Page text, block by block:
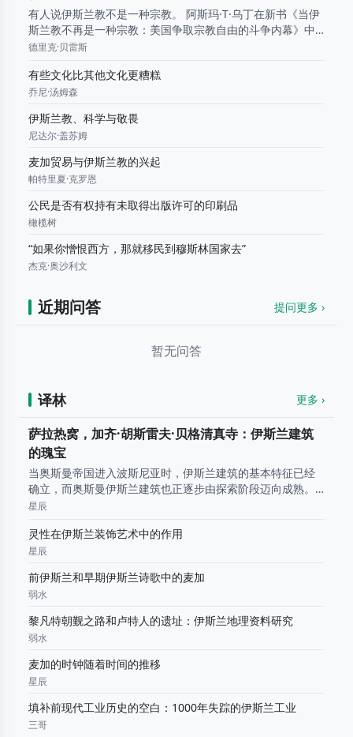
有人说伊斯兰教不是一种宗教。 阿斯玛·T·乌丁在新书《当伊
斯兰教不再是一种宗教：美国争取宗教自由的斗争内幕》中
探讨了宗教自由——或者说缺乏宗教自由的问题。她指出并
德里克·贝雷斯
有些文化比其他文化更糟糕
乔尼·汤姆森
伊斯兰教、科学与敬畏
尼达尔·盖苏姆
麦加贸易与伊斯兰教的兴起
帕特里夏·克罗恩
公民是否有权持有未取得出版许可的印刷品
橄榄树
“如果你憎恨西方，那就移民到穆斯林国家去”
杰克·奥沙利文
近期问答 提问更多 ›
暂无问答
译林 更多 ›
萨拉热窝，加齐·胡斯雷夫·贝格清真寺：伊斯兰建筑
的瑰宝
当奥斯曼帝国进入波斯尼亚时，伊斯兰建筑的基本特征已经
确立，而奥斯曼伊斯兰建筑也正逐步由探索阶段迈向成熟。
学界普遍认为，这一由形成期迈向古典时期的重要转折，与
以
星辰
灵性在伊斯兰装饰艺术中的作用
星辰
前伊斯兰和早期伊斯兰诗歌中的麦加
弱水
黎凡特朝觐之路和卢特人的遗址：伊斯兰地理资料研究
弱水
麦加的时钟随着时间的推移
星辰
填补前现代工业历史的空白：1000年失踪的伊斯兰工业
三哥